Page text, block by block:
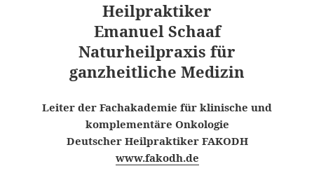
Heilpraktiker
Emanuel Schaaf
Naturheilpraxis für
ganzheitliche Medizin
Leiter der Fachakademie für klinische und
komplementäre Onkologie
Deutscher Heilpraktiker FAKODH
www.fakodh.de